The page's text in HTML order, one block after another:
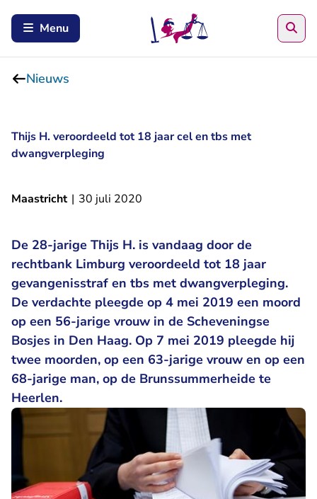
Menu
Nieuws
Thijs H. veroordeeld tot 18 jaar cel en tbs met
dwangverpleging
Maastricht | 30 juli 2020
De 28-jarige Thijs H. is vandaag door de
rechtbank Limburg veroordeeld tot 18 jaar
gevangenisstraf en tbs met dwangverpleging.
De verdachte pleegde op 4 mei 2019 een moord
op een 56-jarige vrouw in de Scheveningse
Bosjes in Den Haag. Op 7 mei 2019 pleegde hij
twee moorden, op een 63-jarige vrouw en op een
68-jarige man, op de Brunssummerheide te
Heerlen.